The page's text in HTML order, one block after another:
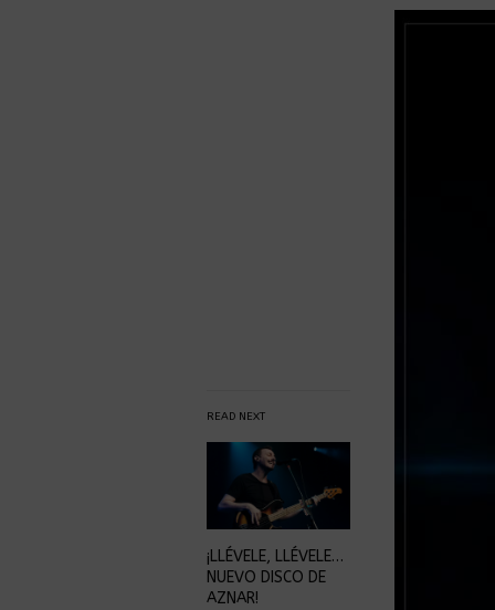
READ NEXT
¡LLÉVELE, LLÉVELE…
NUEVO DISCO DE
AZNAR!